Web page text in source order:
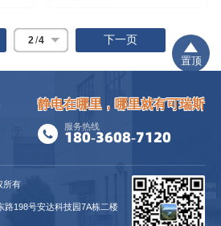
智能联网实时监控功能
2 /4 下一页
置顶
静电在哪里，哪里就有可瑞斯
服务热线
180-3608-7120
所有
路198号安达科技园7A栋二楼